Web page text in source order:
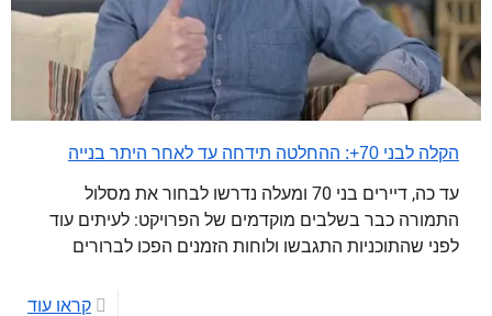
הקלה לבני 70+: ההחלטה תידחה עד לאחר היתר בנייה
עד כה, דיירים בני 70 ומעלה נדרשו לבחור את מסלול
התמורה כבר בשלבים מוקדמים של הפרויקט: לעיתים עוד
לפני שהתוכניות התגבשו ולוחות הזמנים הפכו לברורים
קראו עוד